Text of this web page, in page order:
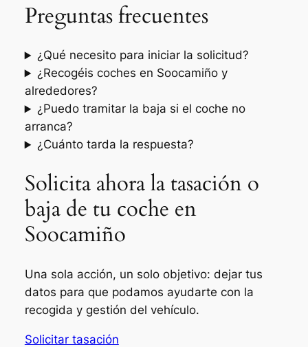
Preguntas frecuentes
¿Qué necesito para iniciar la solicitud?
¿Recogéis coches en Soocamiño y
alrededores?
¿Puedo tramitar la baja si el coche no
arranca?
¿Cuánto tarda la respuesta?
Solicita ahora la tasación o
baja de tu coche en
Soocamiño
Una sola acción, un solo objetivo: dejar tus
datos para que podamos ayudarte con la
recogida y gestión del vehículo.
Solicitar tasación